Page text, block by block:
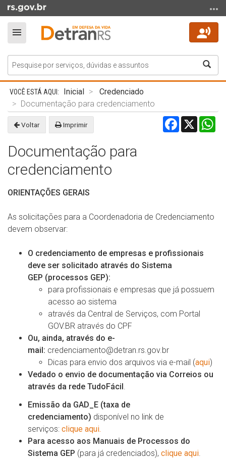
para
conteúdo
para
o
menu
para
Alterna
a
navegação
Início
conteúdo
Inicial
Credenciado
Documentação para credenciamento
Voltar Imprimir Facebook
X
Documentação para
credenciamento
ORIENTAÇÕES GERAIS
As solicitações para a Coordenadoria de Credenciamento
devem observar:
O credenciamento de empresas e profissionais
deve ser solicitado através do Sistema
GEP (processos GEP):
para profissionais e empresas que já possuem
acesso ao sistema
através da Central de Serviços, com Portal
GOV.BR através do CPF
Ou, ainda, através do e-
mail: credenciamento@detran.rs.gov.br
Dicas para envio dos arquivos via e-mail (aqui)
Vedado o envio de documentação via Correios ou
através da rede TudoFácil.
Emissão da GAD_E (taxa de
credenciamento) disponível no link de
serviços: clique aqui.
Para acesso aos Manuais de Processos do
Sistema GEP (para já credenciados), clique aqui.